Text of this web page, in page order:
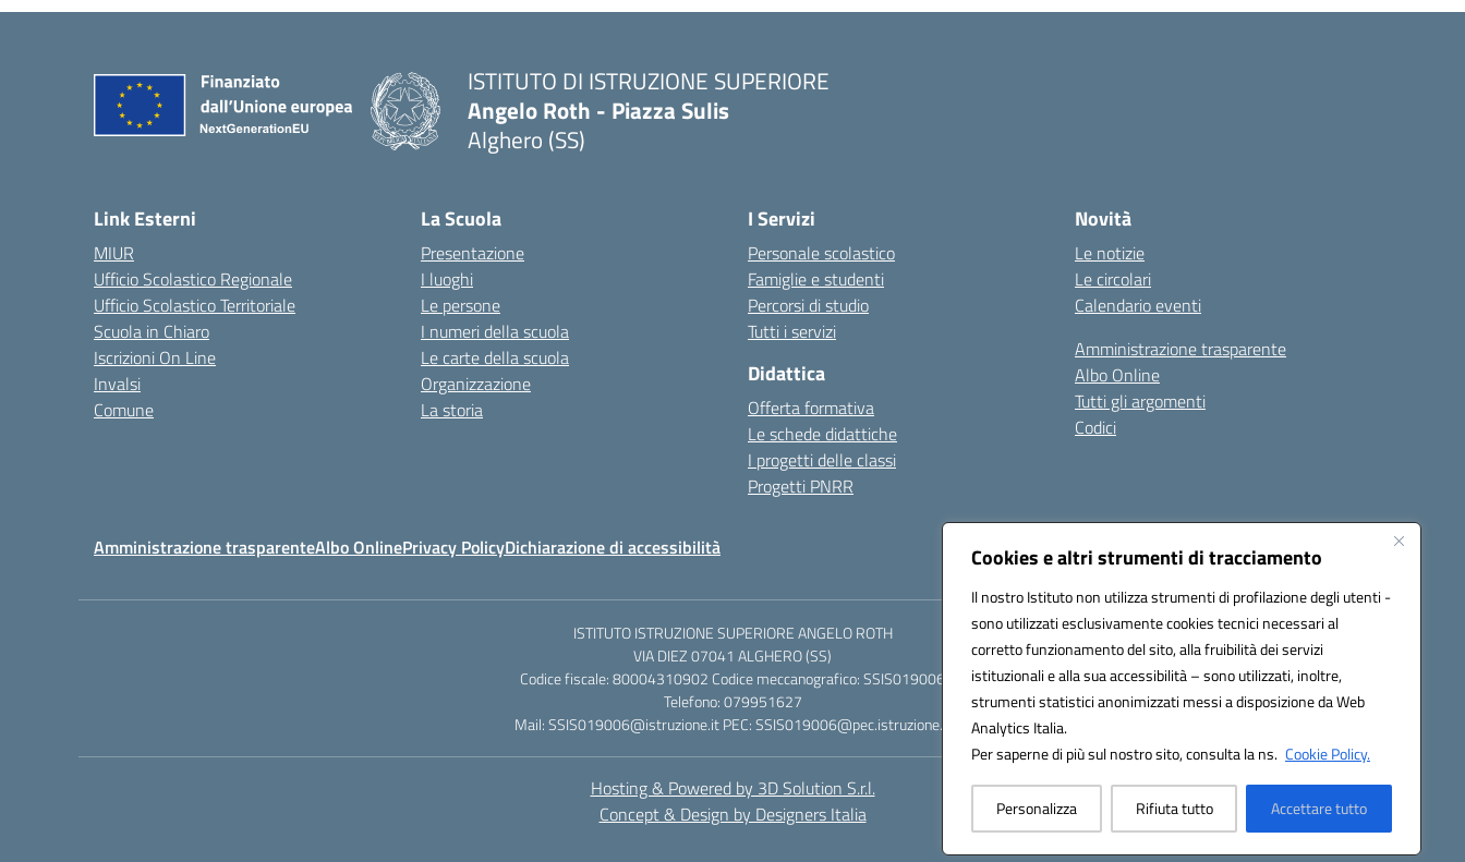
Cookies e altri strumenti di tracciamento
Il nostro Istituto non utilizza strumenti di profilazione degli utenti -
sono utilizzati esclusivamente cookies tecnici necessari al
corretto funzionamento del sito, alla fruibilità dei servizi
istituzionali e alla sua accessibilità – sono utilizzati, inoltre,
strumenti statistici anonimizzati messi a disposizione da Web
Analytics Italia.
Per saperne di più sul nostro sito, consulta la ns. Cookie Policy.
Personalizza Rifiuta tutto Accettare tutto
ISTITUTO DI ISTRUZIONE SUPERIORE
Angelo Roth - Piazza Sulis
Alghero (SS)
Link Esterni
MIUR
Ufficio Scolastico Regionale
Ufficio Scolastico Territoriale
Scuola in Chiaro
Iscrizioni On Line
Invalsi
Comune
La Scuola
Presentazione
I luoghi
Le persone
I numeri della scuola
Le carte della scuola
Organizzazione
La storia
I Servizi
Personale scolastico
Famiglie e studenti
Percorsi di studio
Tutti i servizi
Didattica
Offerta formativa
Le schede didattiche
I progetti delle classi
Progetti PNRR
Novità
Le notizie
Le circolari
Calendario eventi
Amministrazione trasparente
Albo Online
Tutti gli argomenti
Codici
Amministrazione trasparenteAlbo OnlinePrivacy PolicyDichiarazione di accessibilità Seguici su:
ISTITUTO ISTRUZIONE SUPERIORE ANGELO ROTH
VIA DIEZ 07041 ALGHERO (SS)
Codice fiscale: 80004310902 Codice meccanografico: SSIS019006
Telefono: 079951627
Mail: SSIS019006@istruzione.it PEC: SSIS019006@pec.istruzione.it
Hosting & Powered by 3D Solution S.r.l.
Concept & Design by Designers Italia